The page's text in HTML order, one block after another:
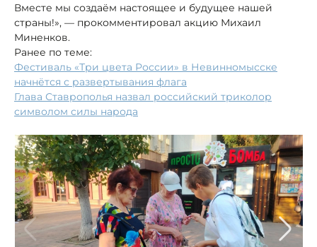
Вместе мы создаём настоящее и будущее нашей
страны!», — прокомментировал акцию Михаил
Миненков.
Ранее по теме:
Фестиваль «Три цвета России» в Невинномысске
начнётся с развертывания флага
Глава Ставрополья назвал российский триколор
символом силы народа
1/2